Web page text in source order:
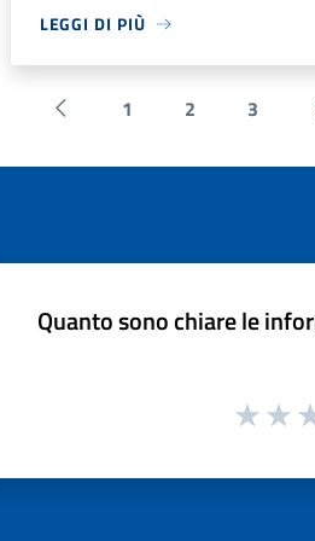
LEGGI DI PIÙ
Pagina precedente
1 2 3
Quanto sono chiare le